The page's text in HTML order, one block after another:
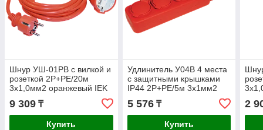
Шнур УШ-01РВ с вилкой и
розеткой 2P+PE/20м
3х1,0мм2 оранжевый IEK
9 309 ₸
Купить
Удлинитель У04В 4 места
с защитными крышками
IP44 2P+PE/5м 3х1мм2
16А/250В IEK
5 576₸
Купить
2